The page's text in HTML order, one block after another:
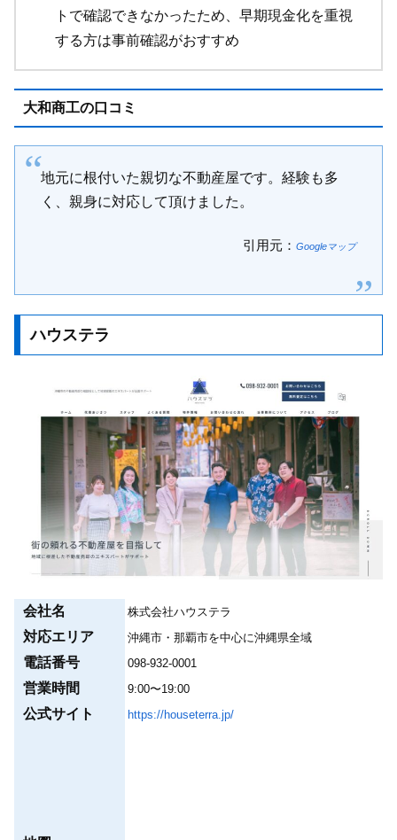
トで確認できなかったため、早期現金化を重視
する方は事前確認がおすすめ
大和商工の口コミ
地元に根付いた親切な不動産屋です。経験も多
く、親身に対応して頂けました。
引用元：Googleマップ
ハウステラ
会社名 株式会社ハウステラ
対応エリア 沖縄市・那覇市を中心に沖縄県全域
電話番号 098-932-0001
営業時間 9:00〜19:00
公式サイト https://houseterra.jp/